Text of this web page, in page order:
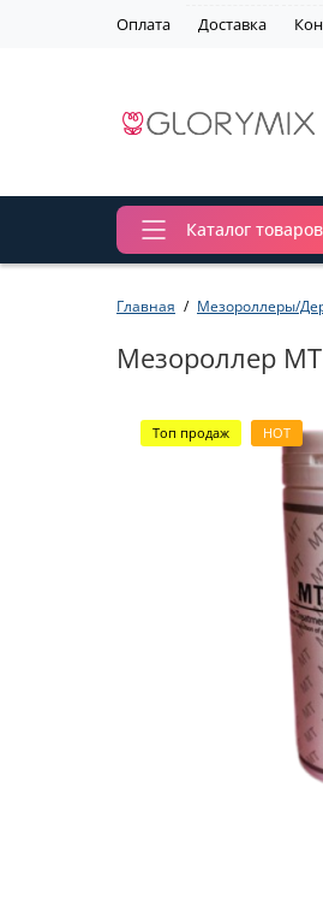
Оплата Доставка
Каталог товаров
Главная Мезороллеры/
Мезороллер
Топ продаж HOT